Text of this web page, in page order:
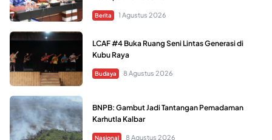
Berita 1 Agustus 2026
LCAF #4 Buka Ruang Seni Lintas Generasi di
Kubu Raya
Budaya 8 Agustus 2026
BNPB: Gambut Jadi Tantangan Pemadaman
Karhutla Kalbar
Nasional 8 Agustus 2026